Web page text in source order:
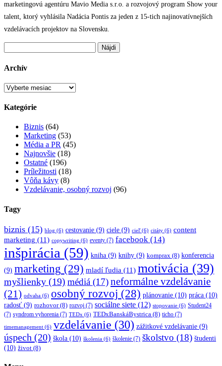
marketingovú agentúru Mavio Media s.r.o. a rozvojový program Show your
talent, ktorý vyhlásila Nadácia Pontis za jeden z 15-tich najinovatívnejších
vzdelávacích projektov na Slovensku.
Archív
Archív
Kategórie
Biznis (64)
Marketing (53)
Média a PR (45)
Najnovšie (18)
Ostatné (196)
Príležitosti (18)
Vôňa kávy (8)
Vzdelávanie, osobný rozvoj (96)
Tagy
biznis (15) blog (6) cestovanie (9) ciele (9) cieľ(6) citáty (6) content
marketing (11) copywriting (6) eventy (7) facebook (14)
inšpirácia (59) kniha (9) knihy (9) komprax (8) konferencia
(9) marketing (29) mladí ľudia (11) motivácia (39)
myšlienky (19) médiá (17)neformálne vzdelávanie
(21) odvaha (6) osobný rozvoj (28) plánovanie (10) práca (10)
radosť (9) rozhovor(8) rozvoj (7) sociálne siete (12) stopovanie (6) Student24
(7) syndrom vyhorenia (7) TEDx (6) TEDxBanskáBystrica (8) ticho (7)
timemanagement (6) vzdelávanie (30) zážitkové vzdelávanie (9)
úspech (20) škola (10) školenia (6) školenie (7) školstvo (18) študenti
(10) život (8)